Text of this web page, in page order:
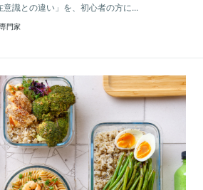
識との違い」を、初心者の方に...
門家